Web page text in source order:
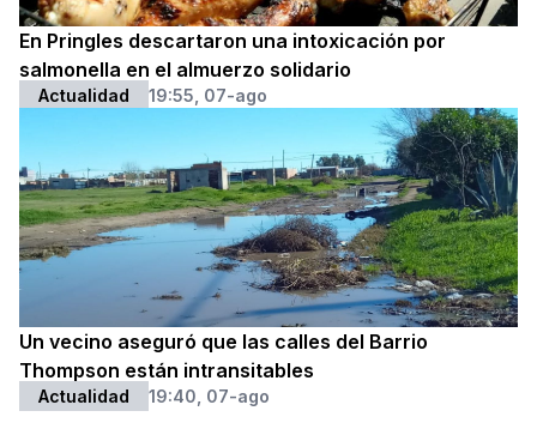
En Pringles descartaron una intoxicación por
salmonella en el almuerzo solidario
Actualidad 19:55, 07-ago
Un vecino aseguró que las calles del Barrio
Thompson están intransitables
Actualidad 19:40, 07-ago